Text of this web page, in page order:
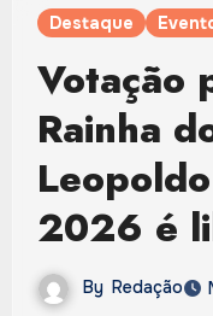
Destaque
Votação
Rainha
2026 é
By Redação